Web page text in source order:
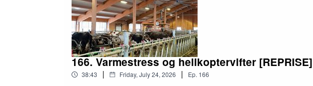
166. Varmestress og helikoptervifter [REPRISE]
38:43 | Friday, July 24, 2026 | Ep. 166